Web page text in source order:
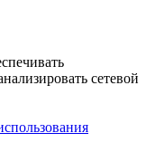
сетевой